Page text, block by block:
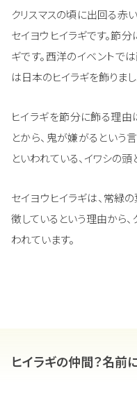
クリスマスの頃に出回る赤
セイヨウヒイラギです。節
ギです。西洋のイベントで
は日本のヒイラギを飾りまし
ヒイラギを節分に飾る理由
とから、鬼が嫌がるという
といわれている、イワシの頭
セイヨウヒイラギは、常緑
徴しているという理由から
われています。
ヒイラギの仲間？名前